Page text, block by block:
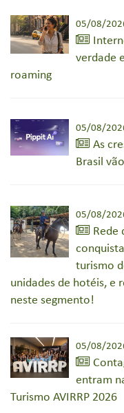
05/08/
verdade
roaming
05/08/
As
Brasil
05/08/
Rede
turismo
unidades de hotéis, e
neste segmento!
05/08/
entram
Turismo AVIRRP 2026